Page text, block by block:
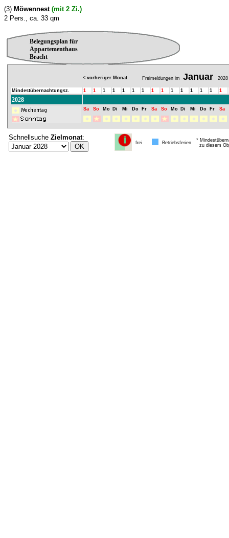
(3) Möwennest (mit 2 Zi.)
2 Pers., ca. 33 qm
Belegungsplan für
Appartementhaus
Bracht
< vorheriger Monat Freimeldungen im Januar 2028
Mindestübernachtungsz. 1 1 1 1 1 1 1 1 1 1 1 1 1 1 1
2028
Sa So Mo Di Mi Do Fr Sa So Mo Di Mi Do Fr Sa
Schnellsuche Zielmonat:
frei Betriebsferien
*
zu diesem